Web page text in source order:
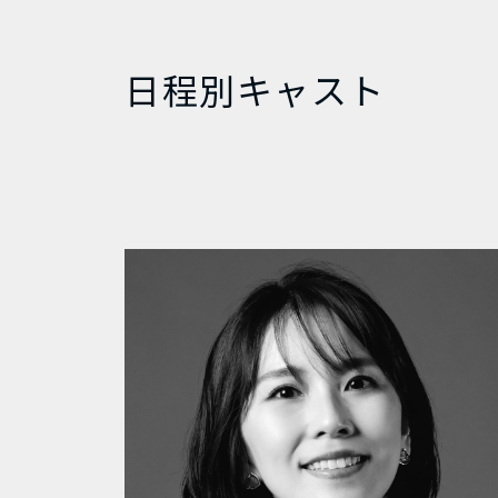
日程別キャスト